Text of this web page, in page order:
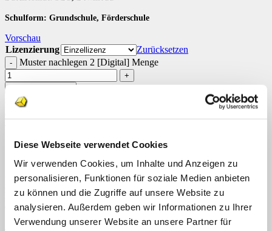
Diese Webseite verwendet Cookies
Wir verwenden Cookies, um Inhalte und Anzeigen zu
personalisieren, Funktionen für soziale Medien anbieten
zu können und die Zugriffe auf unsere Website zu
analysieren. Außerdem geben wir Informationen zu Ihrer
Verwendung unserer Website an unsere Partner für
Schulform: Grundschule, Förderschule
Vorschau
Lizenzierung
Zurücksetzen
Muster nachlegen 2 [Digital] Menge
Artikelnummer: Klettmappen,
Konzentration / Wahrnehmung
Klettmappe,
Konzentration,Muster,Teacch
Beschreibung
Die Klettmappe (Bastelvorlage) „Muster nachlegen 2“ besteht aus 2
gleichgroßen Feldern. Im oberen Feld wird ein geometrisches
Muster vorgegeben. Insgesamt gibt es 10 Mustervorlagen und die
dazugehörigen Lösungskarten.
Jedes Muster besteht aus 9 Quadraten (5 schwarzen und 4 mit je